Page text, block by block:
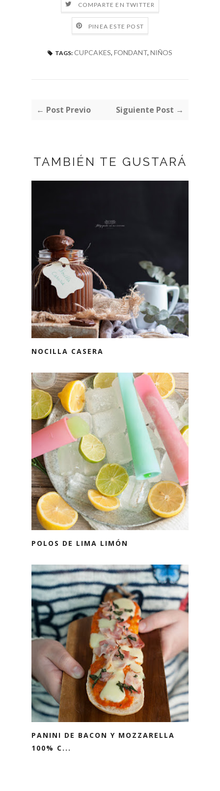
COMPARTE EN TWITTER
PINEA ESTE POST
TAGS: CUPCAKES, FONDANT, NIÑOS
← Post Previo Siguiente Post →
TAMBIÉN TE GUSTARÁ
NOCILLA CASERA
POLOS DE LIMA LIMÓN
PANINI DE BACON Y MOZZARELLA
100% C...